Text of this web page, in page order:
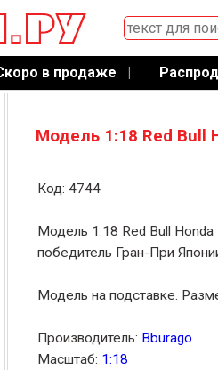
в продаже |
Модель 1:18 Red Bull
Код: 4744
Модель 1:18 Red Bull
победитель Гран-При
Модель на подставке.
Производитель: Bburago
Масштаб: 1:18